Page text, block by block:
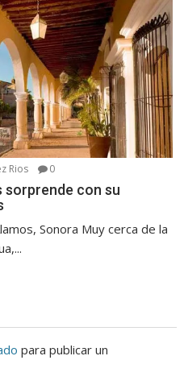
Rios 0
sorprende con su
Sonora Muy cerca de la
para publicar un